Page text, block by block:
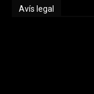
Avís legal